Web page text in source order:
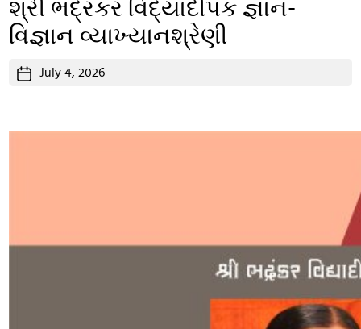
શ્રી ભદ્રંકર વિદ્યાદીપક જ્ઞાન-
વિજ્ઞાન વ્યાખ્યાનશ્રેણી
Post July 4, 2026